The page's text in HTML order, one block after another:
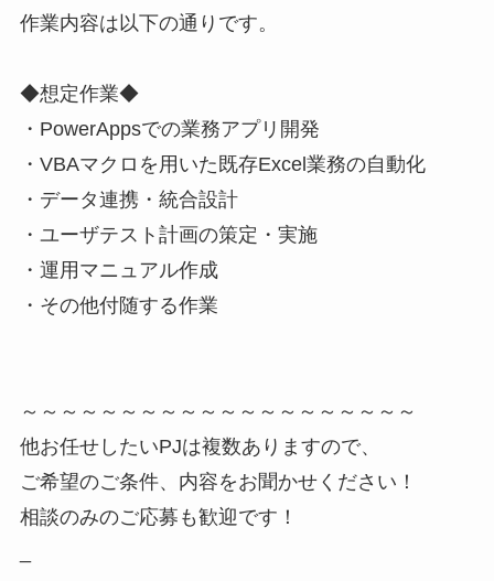
作業内容は以下の通りです。
◆想定作業◆
・PowerAppsでの業務アプリ開発
・VBAマクロを用いた既存Excel業務の自動化
・データ連携・統合設計
・ユーザテスト計画の策定・実施
・運用マニュアル作成
・その他付随する作業
～～～～～～～～～～～～～～～～～～～～
他お任せしたいPJは複数ありますので、
ご希望のご条件、内容をお聞かせください！
相談のみのご応募も歓迎です！